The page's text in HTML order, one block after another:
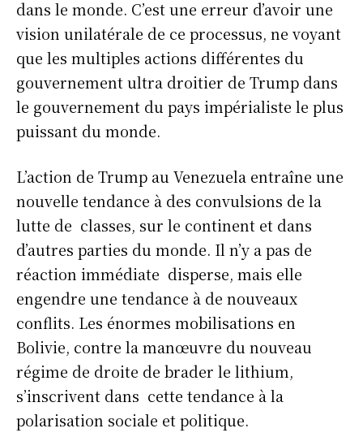
dans le monde. C’est une erreur d’avoir une
vision unilatérale de ce processus, ne voyant
que les multiples actions différentes du
gouvernement ultra droitier de Trump dans
le gouvernement du pays impérialiste le plus
puissant du monde.
L’action de Trump au Venezuela entraîne une
nouvelle tendance à des convulsions de la
lutte de classes, sur le continent et dans
d’autres parties du monde. Il n’y a pas de
réaction immédiate disperse, mais elle
engendre une tendance à de nouveaux
conflits. Les énormes mobilisations en
Bolivie, contre la manœuvre du nouveau
régime de droite de brader le lithium,
s’inscrivent dans cette tendance à la
polarisation sociale et politique.